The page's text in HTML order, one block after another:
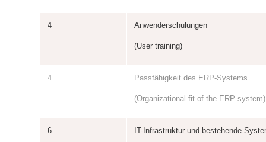
4 Anwenderschulungen
(User training)
4 Passfähigkeit des ERP-Systems
(Organizational fit of the ERP system)
6 IT-Infrastruktur und bestehende